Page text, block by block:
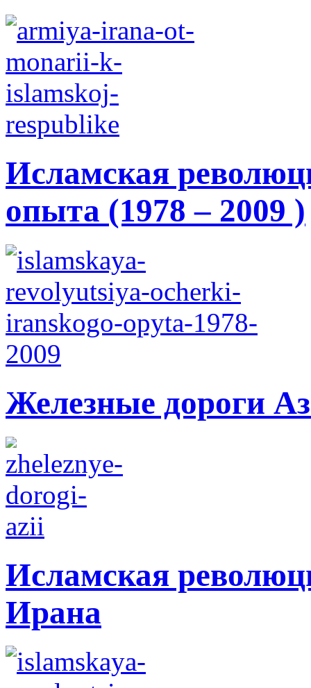
Исламская
опыта (1978 – 2009 )
Железные дороги
Исламская
Ирана